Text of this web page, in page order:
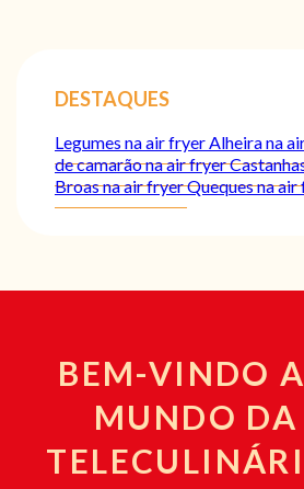
DESTAQUES
Legumes na air fryer Alheira na
de camarão na air fryer
Broas na air fryerQueques na
BEM-VINDO
MUNDO DA